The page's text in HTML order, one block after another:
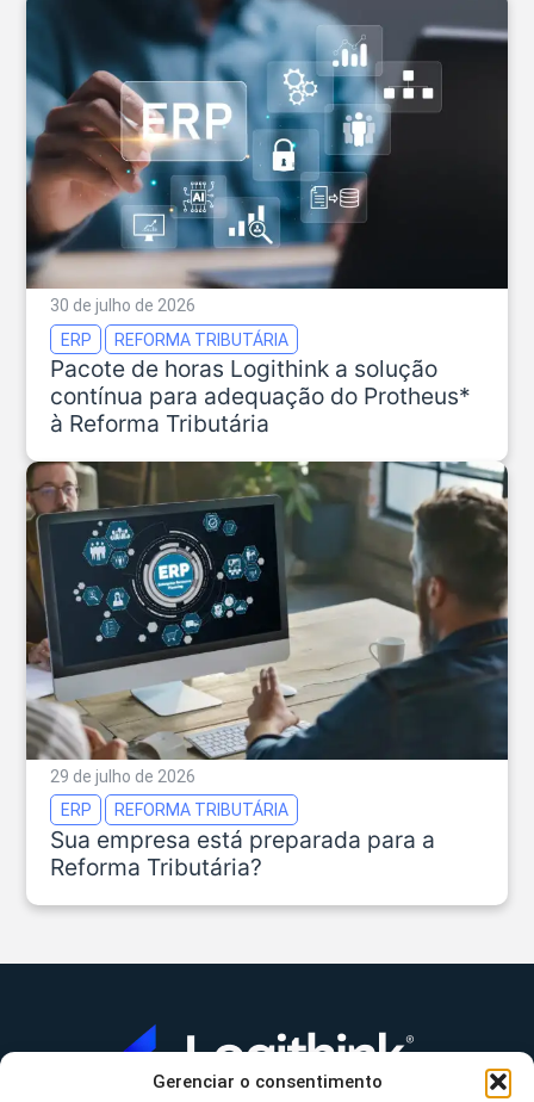
Gerenciar o consentimento
30 de julho de 2026
ERP
REFORMA TRIBUTÁRIA
Pacote de horas Logithink a solução
contínua para adequação do Protheus*
à Reforma Tributária
29 de julho de 2026
ERP
REFORMA TRIBUTÁRIA
Sua empresa está preparada para a
Reforma Tributária?